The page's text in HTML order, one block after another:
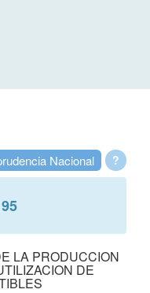
?
Nacional
LA PRODUCCION
DE